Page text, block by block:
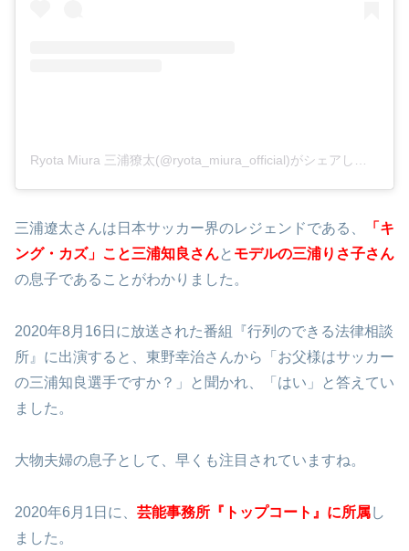
Ryota Miura 三浦獠太(@ryota_miura_official)がシェアした投稿
三浦遼太さんは日本サッカー界のレジェンドである、
「キ
ング・カズ」こと三浦知良さんと モデルの三浦りさ子さん
の息子であることがわかりました。
2020年8月16日に放送された番組『行列のできる法律相談
所』に出演すると、東野幸治さんから「お父様はサッカー
の三浦知良選手ですか？」と聞かれ、「はい」と答えてい
ました。
大物夫婦の息子として、早くも注目されていますね。
2020年6月1日に、 芸能事務所『トップコート』に所属し
ました。